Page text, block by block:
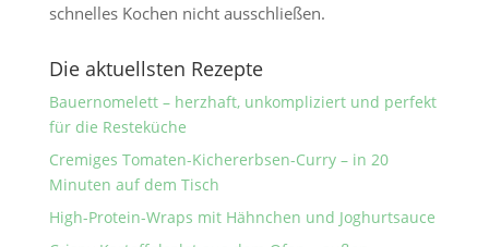
schnelles Kochen nicht ausschließen.
Die aktuellsten Rezepte
Bauernomelett – herzhaft, unkompliziert und perfekt
für die Resteküche
Cremiges Tomaten-Kichererbsen-Curry – in 20
Minuten auf dem Tisch
High-Protein-Wraps mit Hähnchen und Joghurtsauce